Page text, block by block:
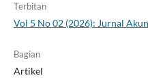
Terbitan
Vol 5 No 02 (2026): Jurnal
Bagian
Artikel